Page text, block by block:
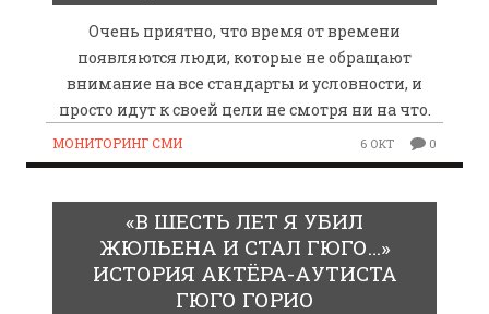
Очень приятно, что время от времени
появляются люди, которые не обращают
внимание на все стандарты и условности, и
просто идут к своей цели не смотря ни на что.
МОНИТОРИНГ СМИ 6 ОКТ 0
«В ШЕСТЬ ЛЕТ Я УБИЛ
ЖЮЛЬЕНА И СТАЛ ГЮГО…»
ИСТОРИЯ АКТЁРА-АУТИСТА
ГЮГО ГОРИО